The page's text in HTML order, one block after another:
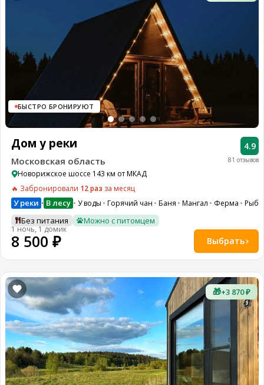
БЫСТРО БРОНИРУЮТ
81 отзывов
4.9
Дом у реки
Московская область
Новорижское шоссе 143 км от МКАД
🔥 Забронировали 12 раз за месяц
У реки • В лесу У воды Горячий чан Баня Мангал Ферма
Без питания Можно с питомцем
1 ночь, 1 домик
8 500 ₽ Выбрать
🎁+3 870 ₽